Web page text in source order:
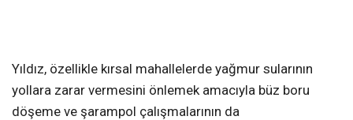
Yıldız, özellikle kırsal mahallelerde yağmur sularının
yollara zarar vermesini önlemek amacıyla büz boru
döşeme ve şarampol çalışmalarının da